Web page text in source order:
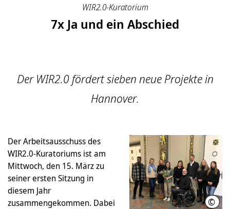
WIR2.0-Kuratorium
7x Ja und ein Abschied
Der WIR2.0 fördert sieben neue Projekte in
Hannover.
©
Der Arbeitsausschuss des
WIR2.0-Kuratoriums ist am
Mittwoch, den 15. März zu
seiner ersten Sitzung in
diesem Jahr
zusammengekommen. Dabei